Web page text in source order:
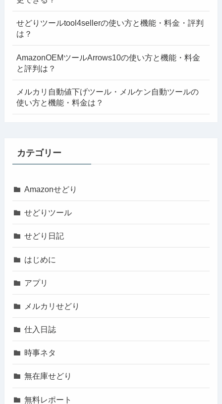
せどりツールtool4sellerの使い方と機能・料金・評判
は？
AmazonOEMツールArrows10の使い方と機能・料金
と評判は？
メルカリ自動値下げツール・メルケン自動ツールの
使い方と機能・料金は？
カテゴリー
Amazonせどり
せどりツール
せどり日記
はじめに
アプリ
メルカリせどり
仕入日誌
時事ネタ
無在庫せどり
無料レポート